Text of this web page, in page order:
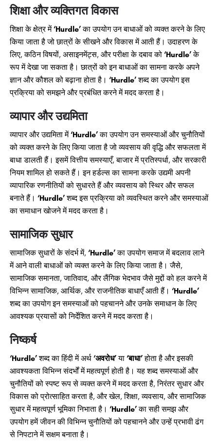
शिक्षा और व्यक्तिगत विकास
शिक्षा के क्षेत्र में‘Hurdle’का उपयोग उन बाधाओं को व्यक्त करने के लिए
किया जाता है जो छात्रों के सीखने और विकास में आती हैं। उदाहरण के
लिए, कठिन विषयों, असाइनमेंट्स, और परीक्षा के दबाव को ‘Hurdle’के
रूप में देखा जा सकता है। छात्रों को इन बाधाओं का सामना करके अपने
ज्ञान और कौशल को बढ़ाना होता है। ‘Hurdle’शब्द का उपयोग इस
प्रक्रिया को समझने और प्रबंधित करने में मदद करता है।
व्यापार और उद्यमिता
व्यापार और उद्यमिता में‘Hurdle’का उपयोग उन समस्याओं और चुनौतियों
को व्यक्त करने के लिए किया जाता है जो व्यवसाय की वृद्धि और सफलता में
बाधा डालती हैं। इसमें वित्तीय समस्याएँ, बाजार में प्रतिस्पर्धा, और सरकारी
नियम शामिल हो सकते हैं। इन हर्डल्स का सामना करके उद्यमी अपनी
व्यापारिक रणनीतियों को सुधारते हैं और व्यवसाय को स्थिर और सफल
बनाते हैं। ‘Hurdle’शब्द इस प्रक्रिया को व्यवस्थित करने और समस्याओं
का समाधान खोजने में मदद करता है।
सामाजिक सुधार
सामाजिक सुधारों के संदर्भ में, ‘Hurdle’का उपयोग समाज में बदलाव लाने
में आने वाली बाधाओं को व्यक्त करने के लिए किया जाता है। जैसे,
सामाजिक समानता, जातिवाद, और लैंगिक भेदभाव जैसे मुद्दों को हल करने में
विभिन्न सामाजिक, आर्थिक, और राजनीतिक बाधाएँ आती हैं। ‘Hurdle’
शब्द का उपयोग इन समस्याओं को पहचानने और उनके समाधान के लिए
आवश्यक प्रयासों को निर्देशित करने में मदद करता है।
निष्कर्ष
‘Hurdle’शब्द का हिंदी में अर्थ ‘अवरोध’या ‘बाधा’होता है और इसकी
आवश्यकता विभिन्न संदर्भों में महत्वपूर्ण होती है। यह शब्द समस्याओं और
चुनौतियों को स्पष्ट रूप से व्यक्त करने में मदद करता है, निरंतर सुधार और
विकास को प्रोत्साहित करता है, और खेल, शिक्षा, व्यवसाय, और सामाजिक
सुधार में महत्वपूर्ण भूमिका निभाता है। ‘Hurdle’का सही समझ और
उपयोग हमें जीवन की विभिन्न चुनौतियों को पहचानने और उन्हें प्रभावी ढंग
से निपटाने में सक्षम बनाता है।